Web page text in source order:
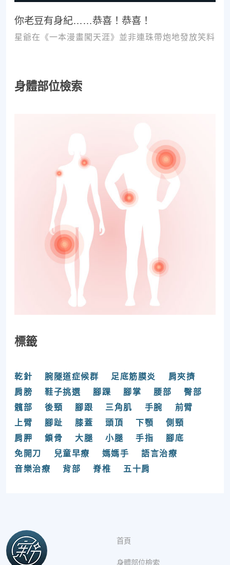
你老豆有身紀……恭喜！恭喜！
星爺在《一本漫畫闖天涯》並非連珠帶炮地發放笑料
身體部位檢索
標籤
乾針 腕隧道症候群 足底筋膜炎
肩夾擠
肩膀
鞋子挑選 腳踝 腳掌 腰部
臀部
髖部
後頸 腳跟 三角肌 手腕
前臂
上臂
腳趾 膝蓋 頭頂 下顎
側頸
肩胛
鎖骨 大腿 小腿 手指
腳底
免開刀
兒童早療 媽媽手
語言治療
音樂治療
背部 脊椎 五十肩
首頁
身體部位檢索